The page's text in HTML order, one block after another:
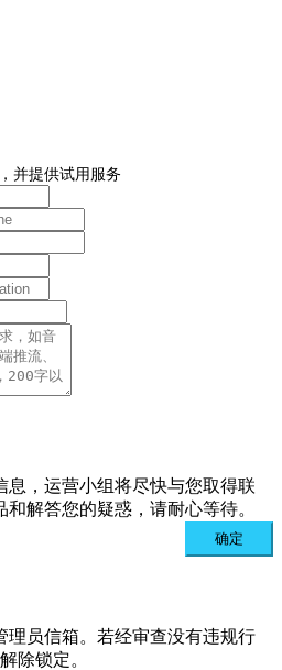
并提供试用服务
息，运营小组将尽快与您取得联
解答您的疑惑，请耐心等待。
确定
理员信箱。若经审查没有违规行
除锁定。